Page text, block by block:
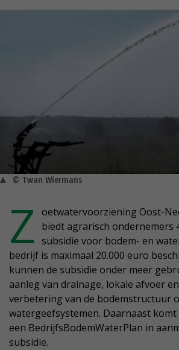
© Twan Wiermans
Z oetwatervoorziening Oost-
biedt agrarisch ondernemers
subsidie voor bodem- en
bedrijf is maximaal 20.000 euro
kunnen de subsidie onder meer
aanleg van drainage, lokale afvoer
verbetering van de bodemstructuur
watergeefsystemen. Daarnaast
een BedrijfsBodemWaterPlan in
subsidie.